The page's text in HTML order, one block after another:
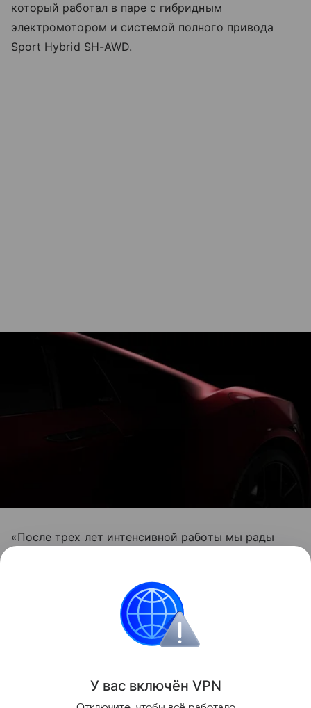
который работал в паре с гибридным
электромотором и системой полного привода
Sport Hybrid SH-AWD.
«После трех лет интенсивной работы мы рады
новому взглянуть на единение человека и
автомобиля», - добавил главный инженер и глава
проекта NSX Тед Клаус.
Детройт 2015
У вас включён VPN